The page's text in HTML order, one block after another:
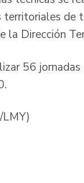
territoriales de
la Dirección
56
LMY)